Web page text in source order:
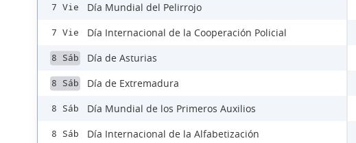
7 Vie Día Mundial del Pelirrojo
7 Vie Día Internacional de la Cooperación Policial
8 Sáb Día de Asturias
8 Sáb Día de Extremadura
8 Sáb Día Mundial de los Primeros Auxilios
8 Sáb Día Internacional de la Alfabetización